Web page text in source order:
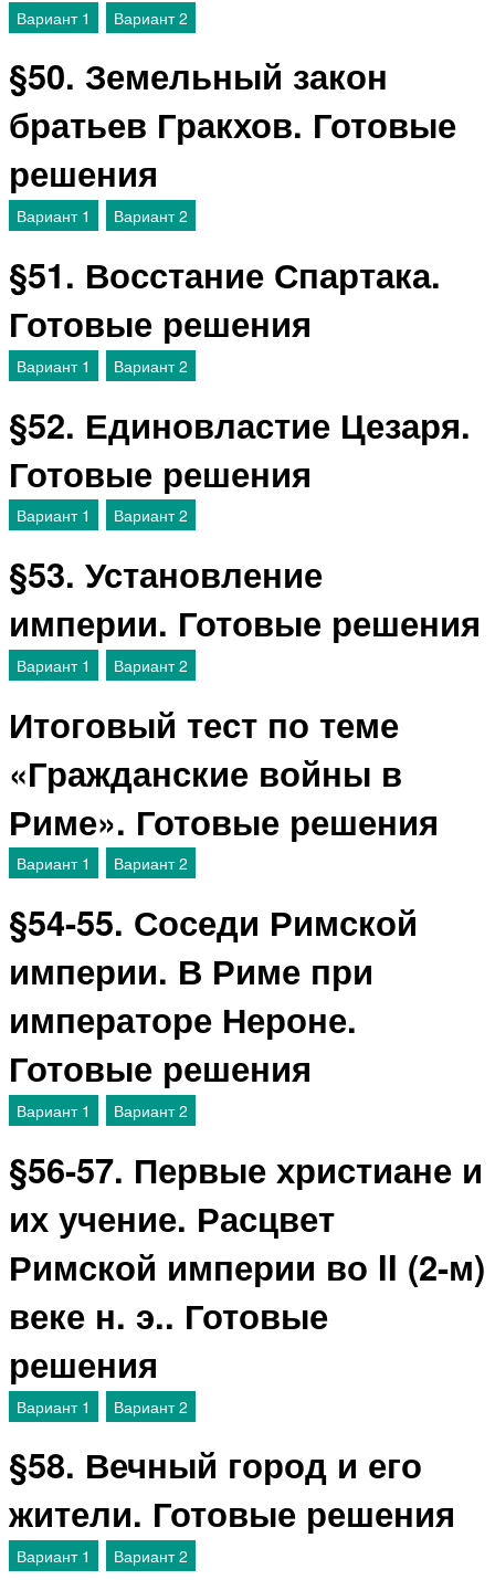
Вариант 1 Вариант 2
§50. Земельный закон
братьев Гракхов. Готовые
решения
Вариант 1 Вариант 2
§51. Восстание Спартака.
Готовые решения
Вариант 1 Вариант 2
§52. Единовластие Цезаря.
Готовые решения
Вариант 1 Вариант 2
§53. Установление
империи. Готовые решения
Вариант 1 Вариант 2
Итоговый тест по теме
«Гражданские войны в
Риме». Готовые решения
Вариант 1 Вариант 2
§54-55. Соседи Римской
империи. В Риме при
императоре Нероне.
Готовые решения
Вариант 1 Вариант 2
§56-57. Первые христиане и
их учение. Расцвет
Римской империи во II (2-м)
веке н. э.. Готовые
решения
Вариант 1 Вариант 2
§58. Вечный город и его
жители. Готовые решения
Вариант 1 Вариант 2